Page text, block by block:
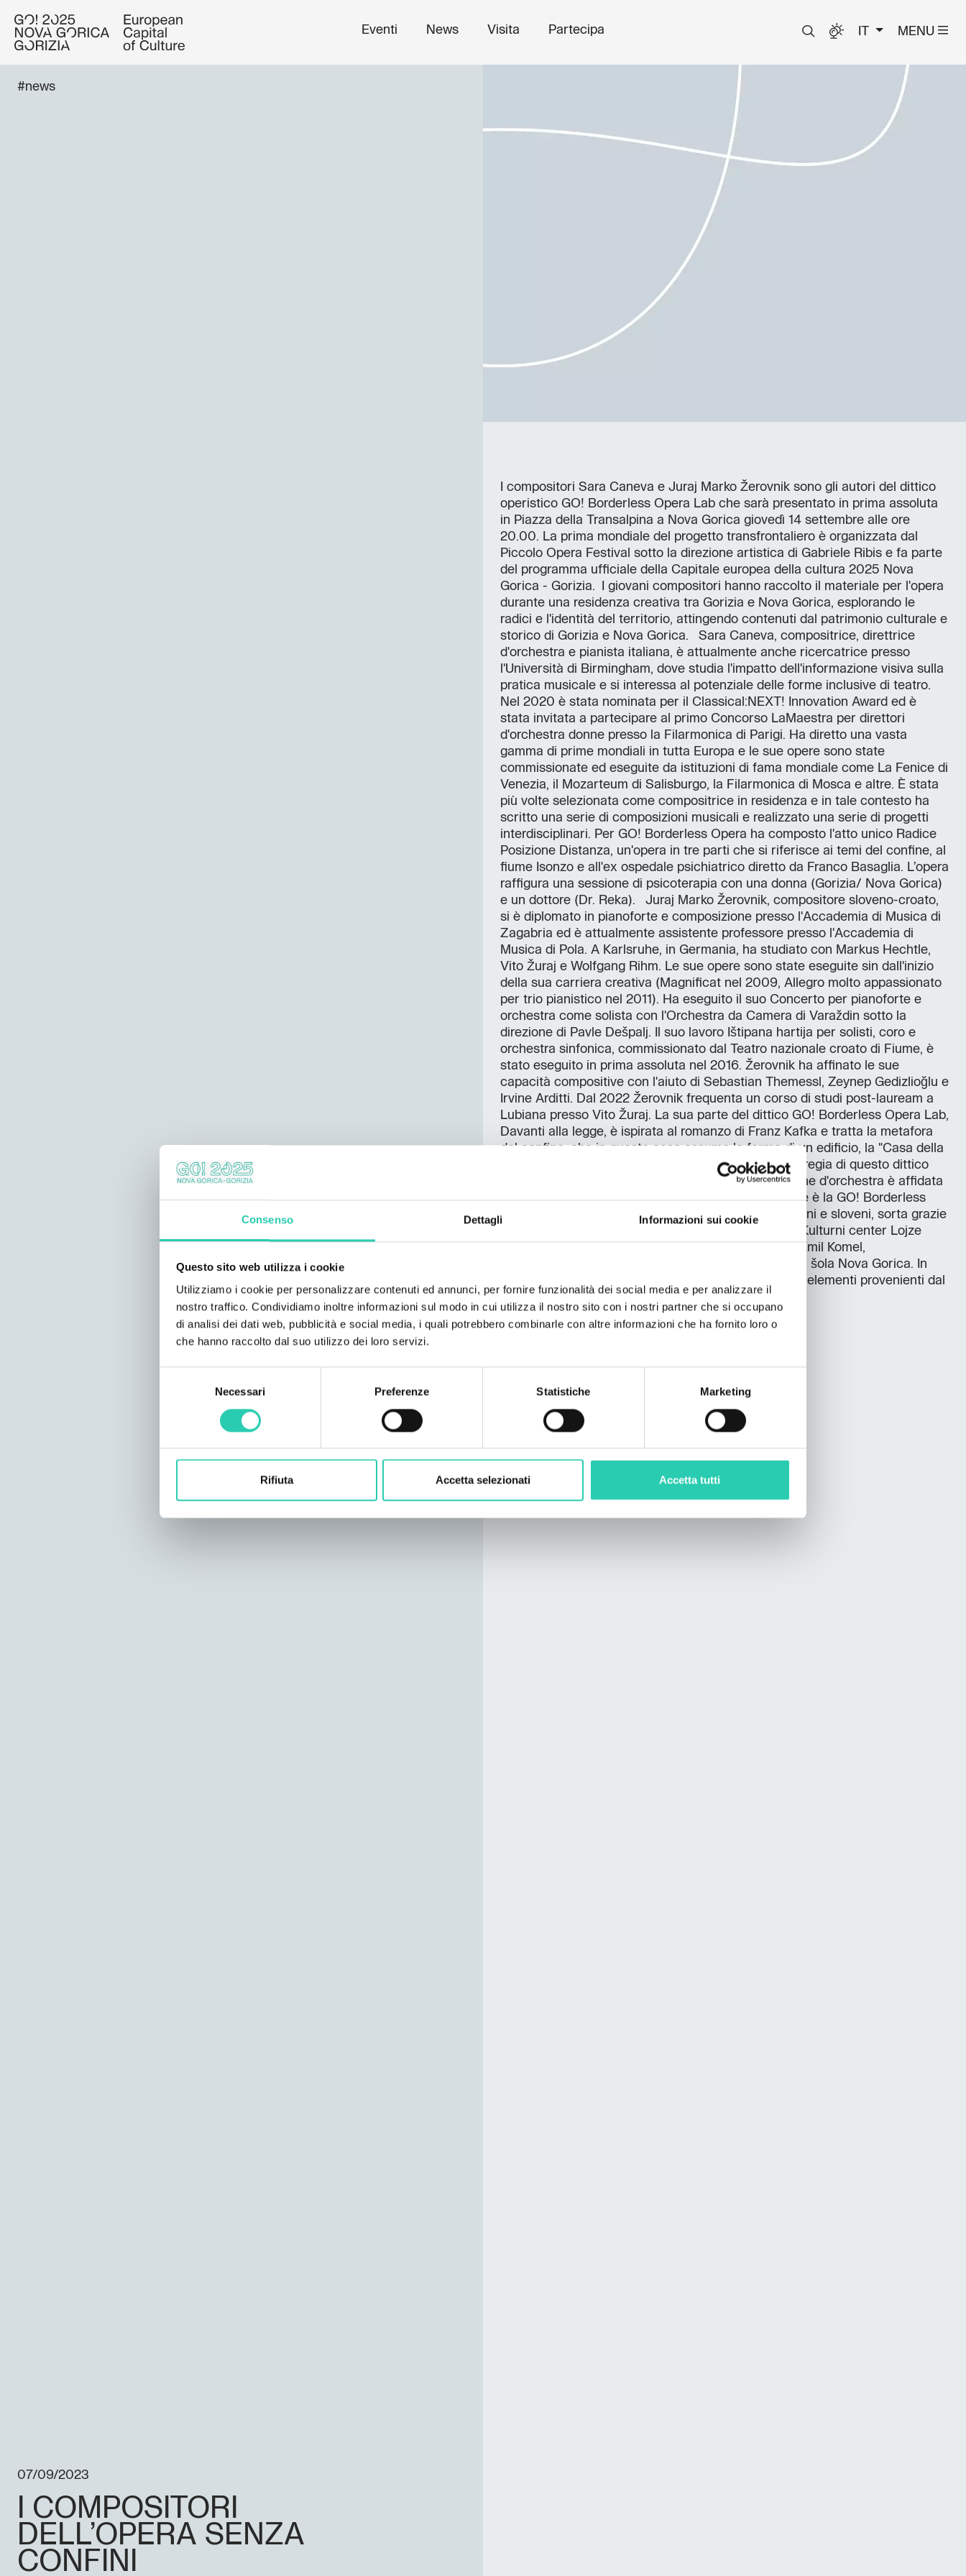
Consenso Dettagli Informazioni sui cookie
Questo sito web utilizza i cookie
Utilizziamo i cookie per personalizzare contenuti ed annunci, per fornire funzionalità dei social media e per analizzare il
nostro traffico. Condividiamo inoltre informazioni sul modo in cui utilizza il nostro sito con i nostri partner che si occupano
di analisi dei dati web, pubblicità e social media, i quali potrebbero combinarle con altre informazioni che ha fornito loro o
che hanno raccolto dal suo utilizzo dei loro servizi.
Necessari Preferenze Statistiche Marketing
Rifiuta Accetta selezionati Accetta tutti
Eventi News Visita Partecipa IT MENU
#news
07/09/2023
I COMPOSITORI
DELL’OPERA SENZA
CONFINI
I compositori Sara Caneva e Juraj Marko Žerovnik sono gli autori del dittico
operistico GO! Borderless Opera Lab che sarà presentato in prima assoluta
in Piazza della Transalpina a Nova Gorica giovedì 14 settembre alle ore
20.00. La prima mondiale del progetto transfrontaliero è organizzata dal
Piccolo Opera Festival sotto la direzione artistica di Gabriele Ribis e fa parte
del programma ufficiale della Capitale europea della cultura 2025 Nova
Gorica - Gorizia. I giovani compositori hanno raccolto il materiale per l'opera
durante una residenza creativa tra Gorizia e Nova Gorica, esplorando le
radici e l'identità del territorio, attingendo contenuti dal patrimonio culturale e
storico di Gorizia e Nova Gorica. Sara Caneva, compositrice, direttrice
d'orchestra e pianista italiana, è attualmente anche ricercatrice presso
l'Università di Birmingham, dove studia l'impatto dell'informazione visiva sulla
pratica musicale e si interessa al potenziale delle forme inclusive di teatro.
Nel 2020 è stata nominata per il Classical:NEXT! Innovation Award ed è
stata invitata a partecipare al primo Concorso LaMaestra per direttori
d'orchestra donne presso la Filarmonica di Parigi. Ha diretto una vasta
gamma di prime mondiali in tutta Europa e le sue opere sono state
commissionate ed eseguite da istituzioni di fama mondiale come La Fenice di
Venezia, il Mozarteum di Salisburgo, la Filarmonica di Mosca e altre. È stata
più volte selezionata come compositrice in residenza e in tale contesto ha
scritto una serie di composizioni musicali e realizzato una serie di progetti
interdisciplinari. Per GO! Borderless Opera ha composto l'atto unico Radice
Posizione Distanza, un'opera in tre parti che si riferisce ai temi del confine, al
fiume Isonzo e all'ex ospedale psichiatrico diretto da Franco Basaglia. L’opera
raffigura una sessione di psicoterapia con una donna (Gorizia/ Nova Gorica)
e un dottore (Dr. Reka). Juraj Marko Žerovnik, compositore sloveno-croato,
si è diplomato in pianoforte e composizione presso l'Accademia di Musica di
Zagabria ed è attualmente assistente professore presso l'Accademia di
Musica di Pola. A Karlsruhe, in Germania, ha studiato con Markus Hechtle,
Vito Žuraj e Wolfgang Rihm. Le sue opere sono state eseguite sin dall'inizio
della sua carriera creativa (Magnificat nel 2009, Allegro molto appassionato
per trio pianistico nel 2011). Ha eseguito il suo Concerto per pianoforte e
orchestra come solista con l'Orchestra da Camera di Varaždin sotto la
direzione di Pavle Dešpalj. Il suo lavoro Ištipana hartija per solisti, coro e
orchestra sinfonica, commissionato dal Teatro nazionale croato di Fiume, è
stato eseguito in prima assoluta nel 2016. Žerovnik ha affinato le sue
capacità compositive con l'aiuto di Sebastian Themessl, Zeynep Gedizlioğlu e
Irvine Arditti. Dal 2022 Žerovnik frequenta un corso di studi post-lauream a
Lubiana presso Vito Žuraj. La sua parte del dittico GO! Borderless Opera Lab,
Davanti alla legge, è ispirata al romanzo di Franz Kafka e tratta la metafora
del confine, che in questo caso assume la forma di un edificio, la "Casa della
Legge". Igor Pison ha contribuito all'ideazione della regia di questo dittico
operistico e ha fornito il supporto creativo; la direzione d'orchestra è affidata
a Sara Caneva. Ad accompagnare entrambe le opere è la GO! Borderless
Orchestra, una compagine che unisce musicisti italiani e sloveni, sorta grazie
alla collaborazione del Piccolo Opera Festival con il Kulturni center Lojze
Bratuž, il Centro sloveno per l’educazione musicale Emil Komel,
l’associazione Glasbeno društvo NOVA e la Glasbena šola Nova Gorica. In
questa occasione, l’orchestra si arricchisce di alcuni elementi provenienti dal
Cantus Ansambl (Zagabria).